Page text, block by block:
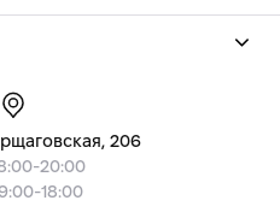
206
20:00
18:00